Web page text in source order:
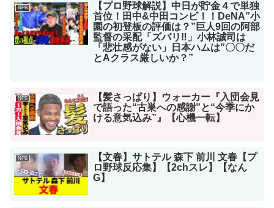
NPB
【プロ野球解説】中日が貯金４で単独
首位！田中&中田コンビ！！DeNA”小
園の初登板の評価は？”巨人9回の阿部
監督の采配「ズバリ‼︎」小林誠司は
「悲壮感がない」日本ハムは”〇〇だ
とAクラス厳しいか？”
NPB
【髪さっぱり】ウォーカー『入団会見
で語った“古巣への感謝”と“今季にか
ける意気込み”』【心機一転】
NPB
【文春】サトテル 森下 前川 文春【プ
ロ野球反応集】【2chスレ】【なん
G】